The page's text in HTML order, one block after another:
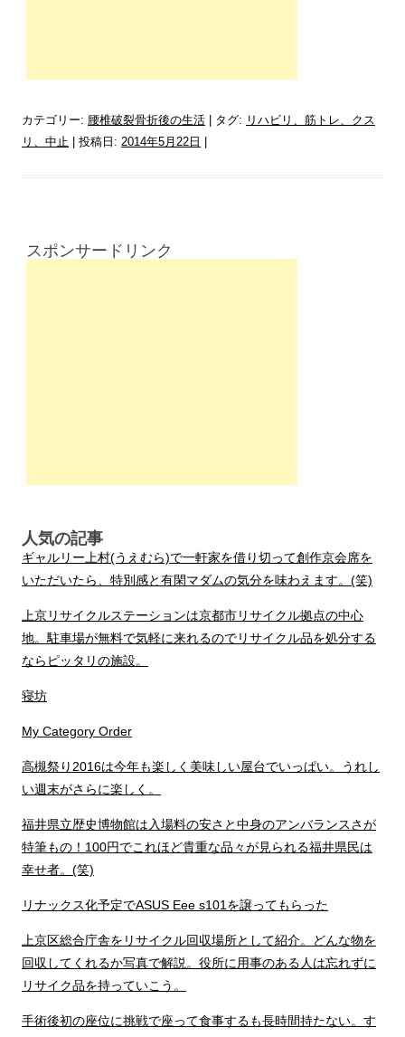
カテゴリー: 腰椎破裂骨折後の生活 | タグ: リハビリ、筋トレ、クス
リ、中止 | 投稿日: 2014年5月22日
スポンサードリンク
人気の記事
ギャルリー上村(うえむら)で一軒家を借り切って創作京会席を
いただいたら、特別感と有閑マダムの気分を味わえます。(笑)
上京リサイクルステーションは京都市リサイクル拠点の中心
地。駐車場が無料で気軽に来れるのでリサイクル品を処分する
ならピッタリの施設。
寝坊
My Category Order
高槻祭り2016は今年も楽しく美味しい屋台でいっぱい。うれし
い週末がさらに楽しく。
福井県立歴史博物館は入場料の安さと中身のアンバランスさが
特筆もの！100円でこれほど貴重な品々が見られる福井県民は
幸せ者。(笑)
リナックス化予定でASUS Eee s101を譲ってもらった
上京区総合庁舎をリサイクル回収場所として紹介。どんな物を
回収してくれるか写真で解説。役所に用事のある人は忘れずに
リサイク品を持っていこう。
手術後初の座位に挑戦で座って食事するも長時間持たない。す